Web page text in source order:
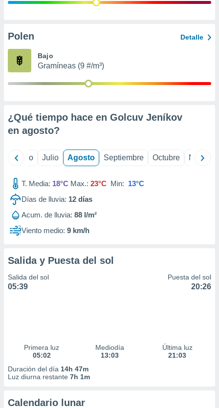
e
publicidad
Polen Detalle
Bajo
Gramíneas (9 #/m³)
¿Qué tiempo hace en Golcuv Jeníkov
en agosto?
Junio Julio Agosto Septiembre Octubre
T. Media: 18°C Max.: 23°C Min: 13°C
Días de lluvia: 12 días
Acum. de lluvia: 88 l/m²
Viento medio: 9 km/h
Salida y Puesta del sol
Salida del sol
05:39
Puesta del sol
20:26
Primera luz
05:02
Mediodía
13:03
Última luz
21:03
Duración del día 14h 47m
Luz diurna restante 7h 1m
Calendario lunar